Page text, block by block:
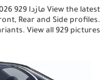
Rear and Side profiles.
View all 929 pictures.